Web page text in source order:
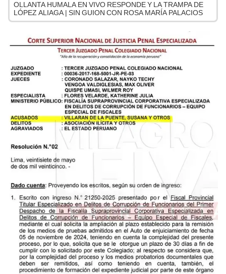
OLLANTA HUMALA EN VIVO RESPONDE Y LA TRAMPA DE
LÓPEZ ALIAGA | SIN GUION CON ROSA MARÍA PALACIOS